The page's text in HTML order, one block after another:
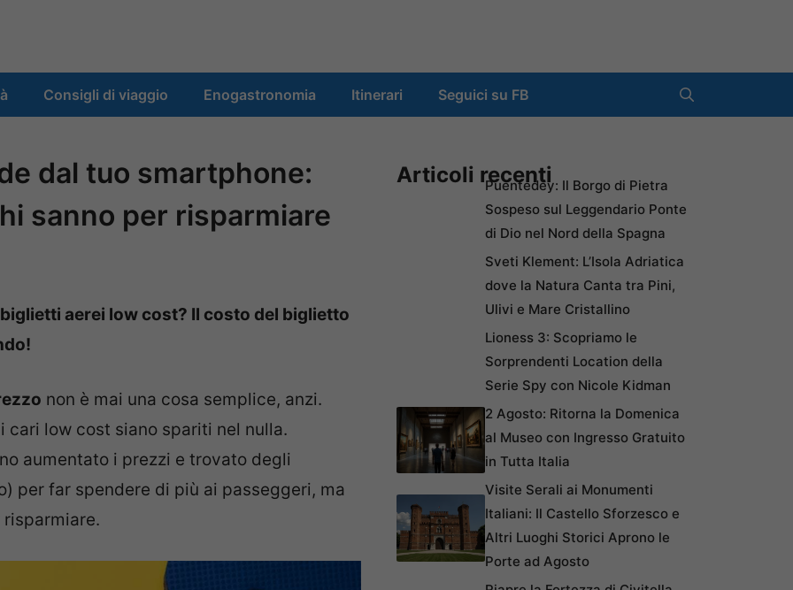
Consigli di viaggio Enogastronomia Itinerari Seguici su FB
dal tuo smartphone:
sanno per risparmiare
aerei low cost? Il costo del biglietto
non è mai una cosa semplice, anzi.
low cost siano spariti nel nulla.
aumentato i prezzi e trovato degli
per far spendere di più ai passeggeri, ma
risparmiare.
Articoli recentiPuentedey: Il Borgo di Pietra
Sospeso sul Leggendario Ponte
di Dio nel Nord della Spagna
Sveti Klement: L’Isola Adriatica
dove la Natura Canta tra Pini,
Ulivi e Mare Cristallino
Lioness 3: Scopriamo le
Sorprendenti Location della
Serie Spy con Nicole Kidman
2 Agosto: Ritorna la Domenica
al Museo con Ingresso Gratuito
in Tutta Italia
Visite Serali ai Monumenti
Italiani: Il Castello Sforzesco e
Altri Luoghi Storici Aprono le
Porte ad Agosto